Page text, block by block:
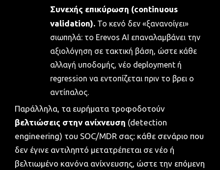
Συνεχής επικύρωση (continuous
validation).Το κενό δεν «ξανανοίγει»
σιωπηλά: το Erevos AI επαναλαμβάνει την
αξιολόγηση σε τακτική βάση, ώστε κάθε
αλλαγή υποδομής, νέο deployment ή
regression να εντοπίζεται πριν το βρει ο
αντίπαλος.
Παράλληλα, τα ευρήματα τροφοδοτούν
βελτιώσεις στην ανίχνευση (detection
engineering) του SOC/MDR σας: κάθε σενάριο που
δεν έγινε αντιληπτό μετατρέπεται σε νέο ή
βελτιωμένο κανόνα ανίχνευσης, ώστε την επόμενη